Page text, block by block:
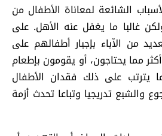
الشائعة لمعاناة الأطفال من
غالبا ما يغفل عنه الأهل. على
من الآباء بإجبار أطفالهم على
مما يحتاجون، أو يقومون بإطعام
يترتب على ذلك فقدان الأطفال
والشبع تدريجيا وتباعا تحدث أزمة